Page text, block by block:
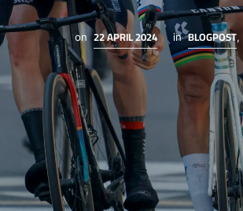
on 22 APRIL 2024 in BLOGPOST,